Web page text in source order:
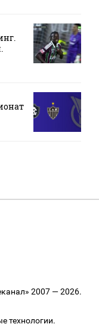
2007 — 2026.
технологии.